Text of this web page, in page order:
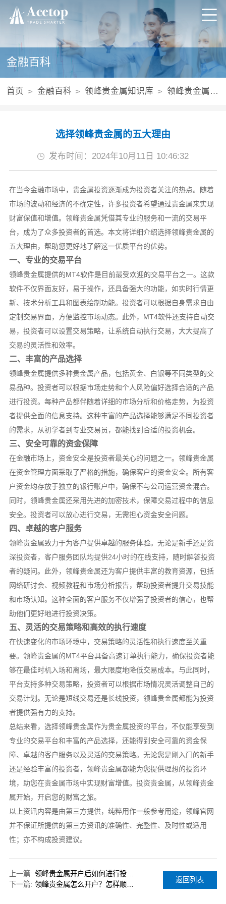
金融百科
首页 金融百科 领峰贵金属知识库 领峰贵金属怎么开户
选择领峰贵金属的五大理由
发布时间：2024年10月11日 10:46:32
在当今金融市场中，贵金属投资逐渐成为投资者关注的热点。随着
市场的波动和经济的不确定性，许多投资者希望通过贵金属来实现
财富保值和增值。领峰贵金属凭借其专业的服务和一流的交易平
台，成为了众多投资者的首选。本文将详细介绍选择领峰贵金属的
五大理由，帮助您更好地了解这一优质平台的优势。
一、专业的交易平台
领峰贵金属提供的MT4软件是目前最受欢迎的交易平台之一。这款
软件不仅界面友好，易于操作，还具备强大的功能，如实时行情更
新、技术分析工具和图表绘制功能。投资者可以根据自身需求自由
定制交易界面，方便监控市场动态。此外，MT4软件还支持自动交
易，投资者可以设置交易策略，让系统自动执行交易，大大提高了
交易的灵活性和效率。
二、丰富的产品选择
领峰贵金属提供多种贵金属产品，包括黄金、白银等不同类型的交
易品种。投资者可以根据市场走势和个人风险偏好选择合适的产品
进行投资。每种产品都伴随着详细的市场分析和价格走势，为投资
者提供全面的信息支持。这种丰富的产品选择能够满足不同投资者
的需求，从初学者到专业交易员，都能找到合适的投资机会。
三、安全可靠的资金保障
在金融市场上，资金安全是投资者最关心的问题之一。领峰贵金属
在资金管理方面采取了严格的措施，确保客户的资金安全。所有客
户资金均存放于独立的银行账户中，确保不与公司运营资金混合。
同时，领峰贵金属还采用先进的加密技术，保障交易过程中的信息
安全。投资者可以放心进行交易，无需担心资金安全问题。
四、卓越的客户服务
领峰贵金属致力于为客户提供卓越的服务体验。无论是新手还是资
深投资者，客户服务团队均提供24小时的在线支持，随时解答投资
者的疑问。此外，领峰贵金属还为客户提供丰富的教育资源，包括
网络研讨会、视频教程和市场分析报告，帮助投资者提升交易技能
和市场认知。这种全面的客户服务不仅增强了投资者的信心，也帮
助他们更好地进行投资决策。
五、灵活的交易策略和高效的执行速度
在快速变化的市场环境中，交易策略的灵活性和执行速度至关重
要。领峰贵金属的MT4平台具备高速订单执行能力，确保投资者能
够在最佳时机入场和离场，最大限度地降低交易成本。与此同时，
平台支持多种交易策略，投资者可以根据市场情况灵活调整自己的
交易计划。无论是短线交易还是长线投资，领峰贵金属都能为投资
者提供强有力的支持。
总结来看，选择领峰贵金属作为贵金属投资的平台，不仅能享受到
专业的交易平台和丰富的产品选择，还能得到安全可靠的资金保
障、卓越的客户服务以及灵活的交易策略。无论您是刚入门的新手
还是经验丰富的投资者，领峰贵金属都能为您提供理想的投资环
境，助您在贵金属市场中实现财富增值。投资贵金属，从领峰贵金
属开始，开启您的财富之旅。
以上资讯内容是由第三方提供，纯粹用作一般参考用途，领峰官网
并不保证所提供的第三方资讯的准确性、完整性、及时性或适用
性；亦不构成投资建议。
上一篇:
领峰贵金属开户后如何进行投资？
下一篇:
领峰贵金属怎么开户？怎样顺利开户？
返回列表